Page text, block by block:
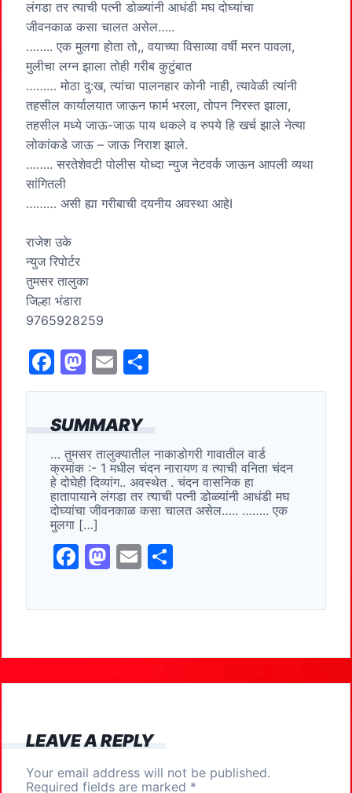
SUMMARY
… तुमसर तालुक्यातील नाकाडोगरी गावातील वार्ड
क्रमांक :- 1 मधील चंदन नारायण व त्याची वनिता चंदन
हे दोघेही दिव्यांग.. अवस्थेत . चंदन वासनिक हा
हातापायाने लंगडा तर त्याची पत्नी डोळ्यांनी आधंडी मघ
दोघ्यांचा जीवनकाळ कसा चालत असेल….. …….. एक
मुलगा […]
F
c
b
o
k
M
st
d
o
E
ai ar
लंगडा तर त्याची पत्नी डोळ्यांनी आधंडी मघ दोघ्यांचा
जीवनकाळ कसा चालत असेल…..
…….. एक मुलगा होता तो,, वयाच्या विसाव्या वर्षी मरन पावला,
मुलीचा लग्न झाला तोही गरीब कुटुंबात
……… मोठा दु:ख, त्यांचा पालनहार कोनी नाही, त्यावेळी त्यांनी
तहसील कार्यालयात जाऊन फार्म भरला, तोपन निरस्त झाला,
तहसील मध्ये जाऊ-जाऊ पाय थकले व रुपये हि खर्च झाले नेत्या
लोकांकडे जाऊ – जाऊ निराश झाले.
…….. सरतेशेवटी पोलीस योध्दा न्युज नेटवर्क जाऊन आपली व्यथा
सांगितली
……… असी ह्या गरीबाची दयनीय अवस्था आहेI
राजेश उके
न्युज रिपोर्टर
तुमसर तालुका
जिल्हा भंडारा
9765928259
F
a
c
e
b
o
o
k
M
a
st
o
d
o
n
E
m
ai
l
h
LEAVE A REPLY
Your email address will not be published.
Required fields are marked *